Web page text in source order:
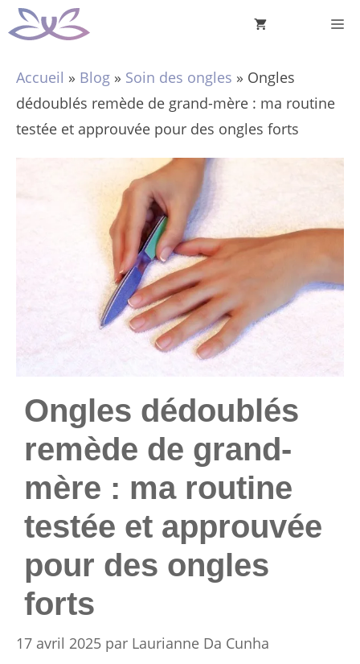
Aller
au
Accueil » Blog » Soin des ongles » Ongles
dédoublés remède de grand-mère : ma routine
testée et approuvée pour des ongles forts
Ongles dédoublés
remède de grand-
mère : ma routine
testée et approuvée
pour des ongles
forts
17 avril 2025 par Laurianne Da Cunha